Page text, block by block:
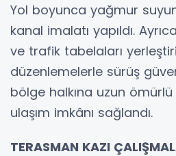
Yol boyunca yağmur
kanal imalatı yapıldı.
ve trafik tabelaları
düzenlemelerle sürüş
bölge halkına uzun
ulaşım imkânı sağlandı.
TERASMAN KAZI